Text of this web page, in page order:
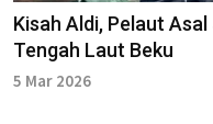
Kisah Aldi, Pelaut
Tengah Laut Beku
5 Mar 2026